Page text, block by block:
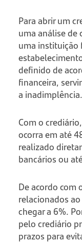
Para abrir um
uma análise de
uma instituição
definido de
financeira,
a inadimplência.
Com o
ocorra em até
realizado
bancários ou
De acordo com
relacionados
chegar a 6%.
pelo crediário
prazos para